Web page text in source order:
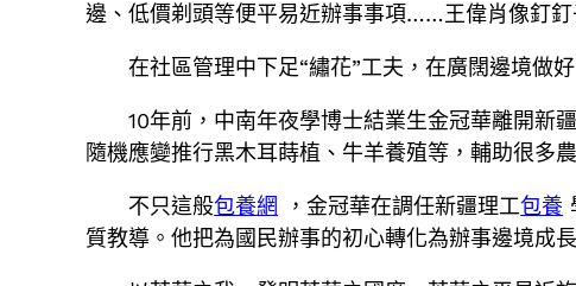
邊、低價剃頭等便平易近辦事事項……王偉肖像釘
在社區管理中下足“繡花”工夫，在廣闊邊境做
10年前，中南年夜學博士結業生金冠華離開新
隨機應變推行黑木耳蒔植、牛羊養殖等，輔助很多
不只這般包養網 ，金冠華在調任新疆理工包養
質教導。他把為國民辦事的初心轉化為辦事邊境成